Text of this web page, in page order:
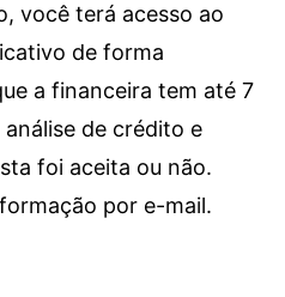
você terá acesso ao
de forma
a financeira tem até 7
de crédito e
foi aceita ou não.
por e-mail.